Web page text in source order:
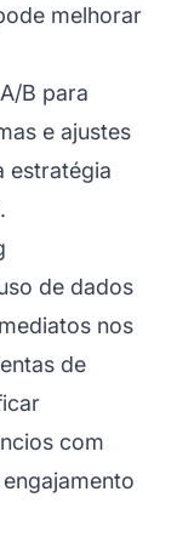
melhorar
B para
e ajustes
estratégia
de dados
nos
de
com